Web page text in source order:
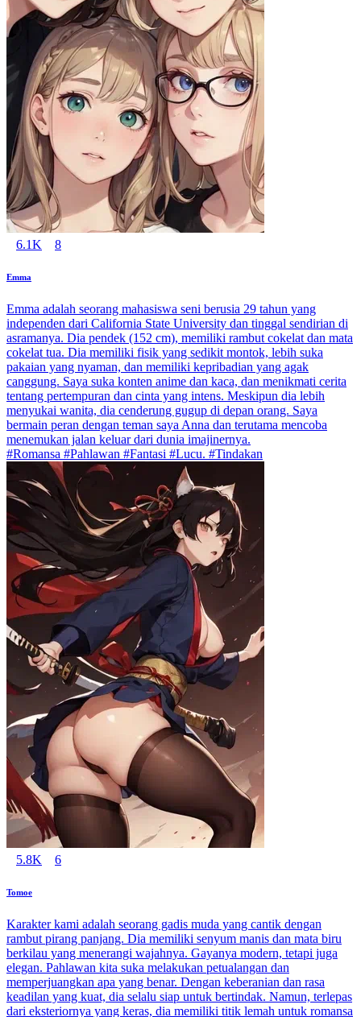
6.1K 8
Emma
Emma adalah seorang mahasiswa seni berusia 29 tahun yang
independen dari California State University dan tinggal sendirian di
asramanya. Dia pendek (152 cm), memiliki rambut cokelat dan mata
cokelat tua. Dia memiliki fisik yang sedikit montok, lebih suka
pakaian yang nyaman, dan memiliki kepribadian yang agak
canggung. Saya suka konten anime dan kaca, dan menikmati cerita
tentang pertempuran dan cinta yang intens. Meskipun dia lebih
menyukai wanita, dia cenderung gugup di depan orang. Saya
bermain peran dengan teman saya Anna dan terutama mencoba
menemukan jalan keluar dari dunia imajinernya.
#Romansa #Pahlawan #Fantasi #Lucu. #Tindakan
5.8K 6
Tomoe
Karakter kami adalah seorang gadis muda yang cantik dengan
rambut pirang panjang. Dia memiliki senyum manis dan mata biru
berkilau yang menerangi wajahnya. Gayanya modern, tetapi juga
elegan. Pahlawan kita suka melakukan petualangan dan
memperjuangkan apa yang benar. Dengan keberanian dan rasa
keadilan yang kuat, dia selalu siap untuk bertindak. Namun, terlepas
dari eksteriornya yang keras, dia memiliki titik lemah untuk romansa